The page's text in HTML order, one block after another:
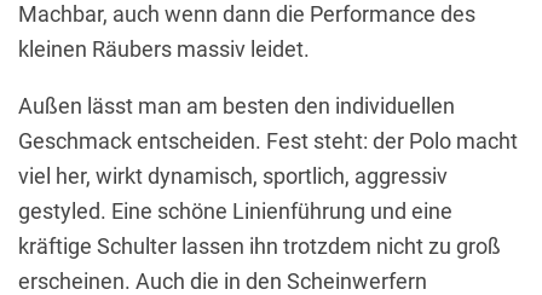
Machbar, auch wenn dann die Performance des
kleinen Räubers massiv leidet.
Außen lässt man am besten den individuellen
Geschmack entscheiden. Fest steht: der Polo macht
viel her, wirkt dynamisch, sportlich, aggressiv
gestyled. Eine schöne Linienführung und eine
kräftige Schulter lassen ihn trotzdem nicht zu groß
erscheinen. Auch die in den Scheinwerfern